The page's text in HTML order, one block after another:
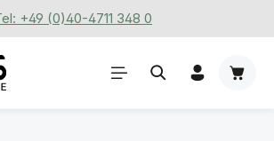
+49 (0)40-4711 348 0